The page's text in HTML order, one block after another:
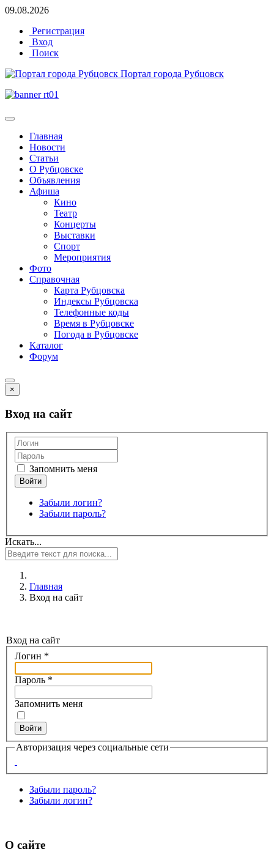
09.08.2026
Регистрация
Вход
Поиск
Портал города Рубцовск
Главная
Новости
Статьи
О Рубцовске
Объявления
Афиша
Кино
Театр
Концерты
Выставки
Спорт
Мероприятия
Фото
Справочная
Карта Рубцовска
Индексы Рубцовска
Телефонные коды
Время в Рубцовске
Погода в Рубцовске
Каталог
Форум
×
Вход на сайт
Запомнить меня
Забыли логин?
Забыли пароль?
Искать...
Главная
Вход на сайт
Вход на сайт
Логин *
Пароль *
Запомнить меня
Войти
Авторизация через социальные сети
Забыли пароль?
Забыли логин?
О сайте